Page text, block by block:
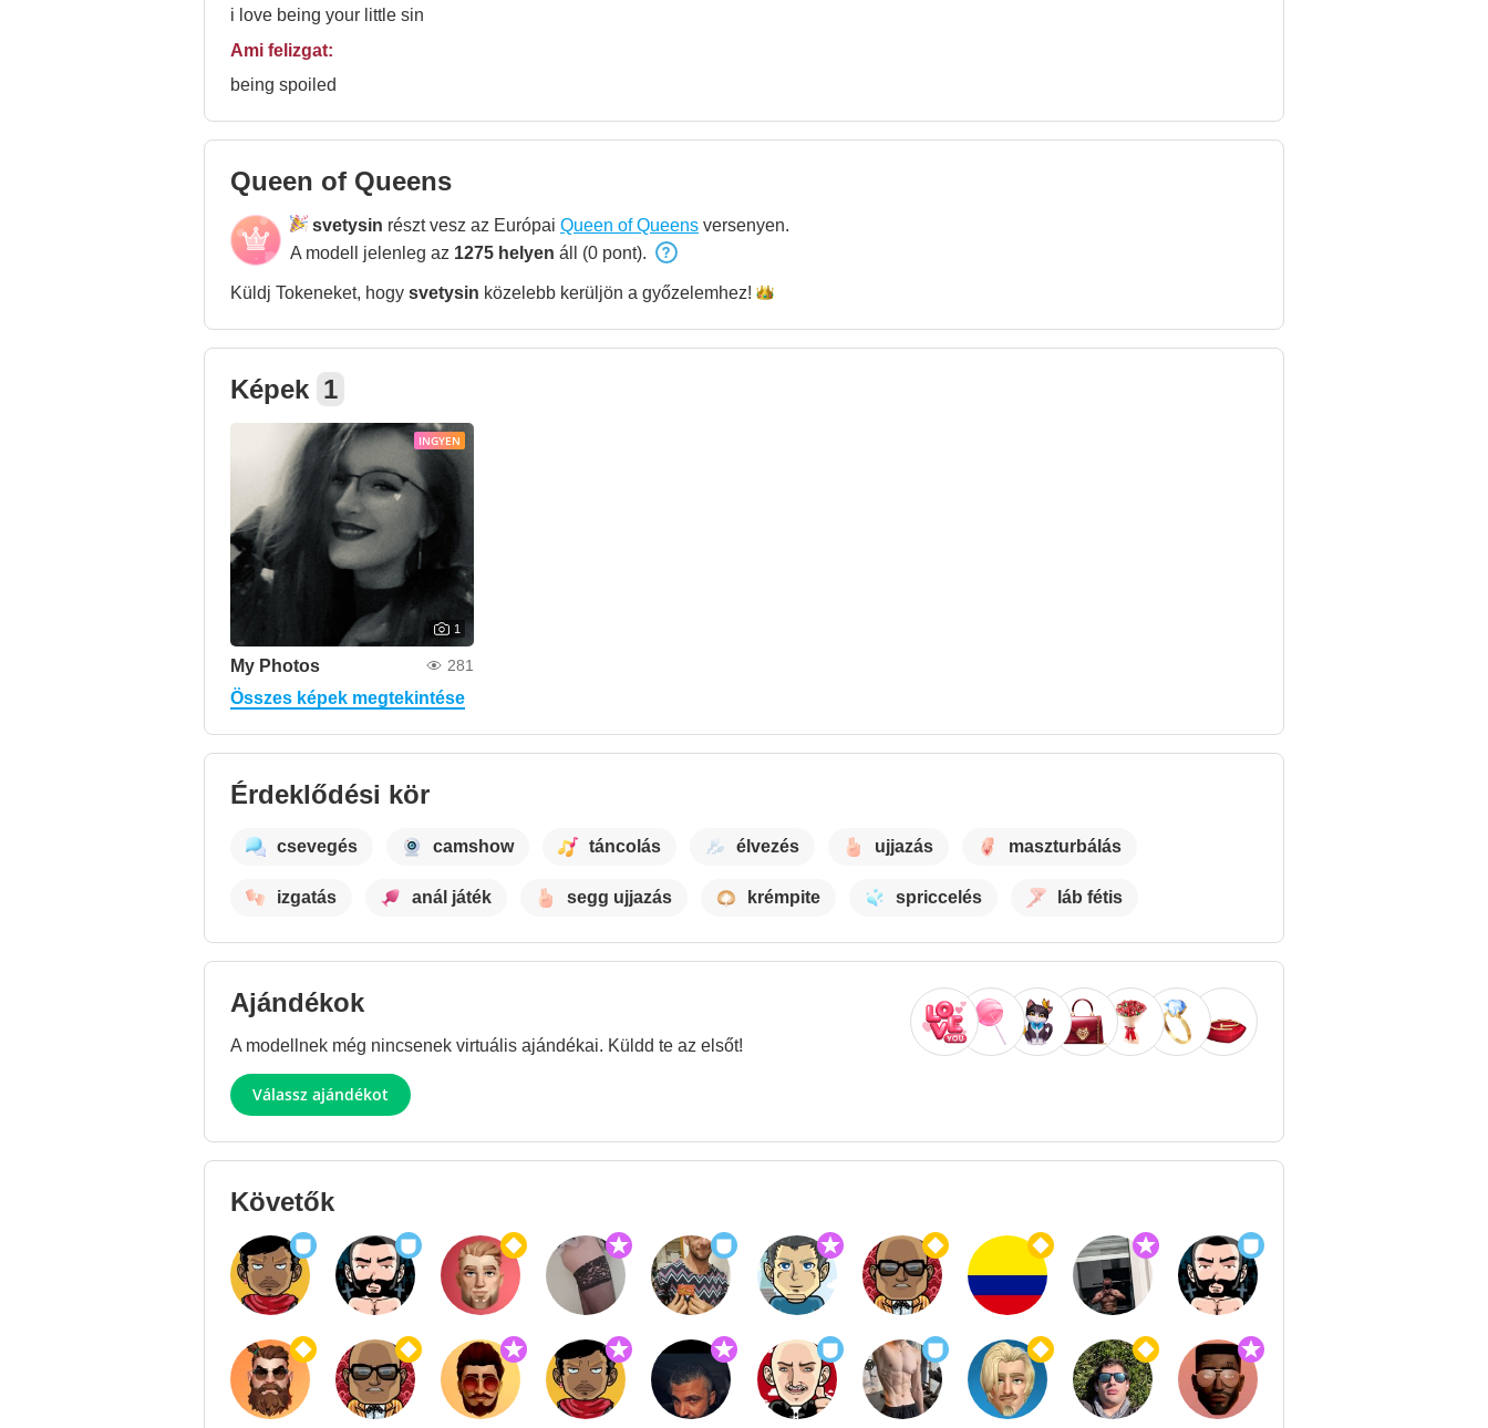
i love being your little sin
Ami felizgat:
being spoiled
Queen of Queens
svetysin részt vesz az Európai Queen of Queens versenyen.
A modell jelenleg az 1275 helyen áll (0 pont).
Küldj Tokeneket, hogy svetysin közelebb kerüljön a győzelemhez!
Képek 1
INGYEN
1
My Photos 281
Összes képek megtekintése
Érdeklődési kör
csevegés camshow táncolás élvezés ujjazás maszturbálás
izgatás anál játék segg ujjazás krémpite spriccelés láb fétis
Ajándékok
A modellnek még nincsenek virtuális ajándékai. Küldd te az elsőt!
Válassz ajándékot
Követők